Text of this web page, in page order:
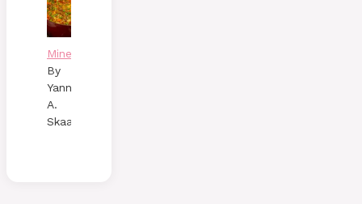
Minestronesoppa
By
Yann
A.
Skaalen